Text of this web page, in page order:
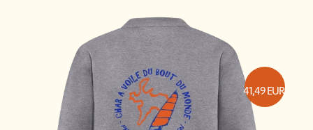
41,49EUR